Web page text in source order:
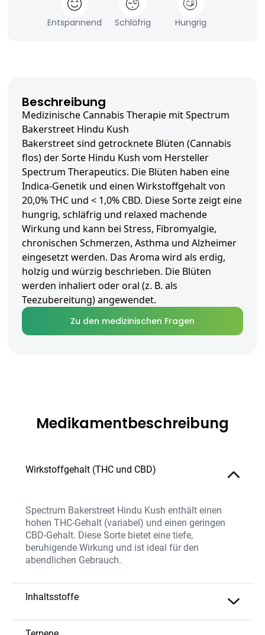
Entspannend Schläfrig Hungrig
Beschreibung
Medizinische Cannabis Therapie mit Spectrum
Bakerstreet Hindu Kush
Bakerstreet sind getrocknete Blüten (Cannabis
flos) der Sorte Hindu Kush vom Hersteller
Spectrum Therapeutics. Die Blüten haben eine
Indica-Genetik und einen Wirkstoffgehalt von
20,0% THC und < 1,0% CBD. Diese Sorte zeigt eine
hungrig, schläfrig und relaxed machende
Wirkung und kann bei Stress, Fibromyalgie,
chronischen Schmerzen, Asthma und Alzheimer
eingesetzt werden. Das Aroma wird als erdig,
holzig und würzig beschrieben. Die Blüten
werden inhaliert oder oral (z. B. als
Teezubereitung) angewendet.
Zu den medizinischen Fragen
Medikamentbeschreibung
Wirkstoffgehalt (THC und CBD)
Spectrum Bakerstreet Hindu Kush enthält einen
hohen THC-Gehalt (variabel) und einen geringen
CBD-Gehalt. Diese Sorte bietet eine tiefe,
beruhigende Wirkung und ist ideal für den
abendlichen Gebrauch.
Inhaltsstoffe
Die Blüten enthalten hochwertiges THC, CBD und
eine breite Palette natürlicher Terpene. Es werden